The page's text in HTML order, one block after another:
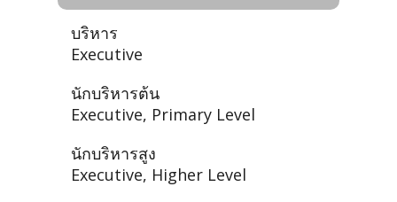
บริหาร
Executive
นักบริหารต้น
Executive, Primary Level
นักบริหารสูง
Executive, Higher Level